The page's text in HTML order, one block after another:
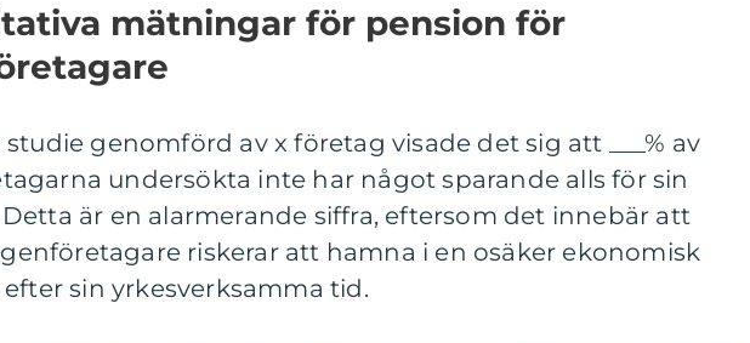
mätningar för pension för
genomförd av x företag visade det sig att ___% av
undersökta inte har något sparande alls för sin
är en alarmerande siffra, eftersom det innebär att
riskerar att hamna i en osäker ekonomisk
sin yrkesverksamma tid.